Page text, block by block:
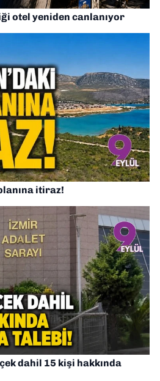
otel yeniden canlanıyor
itiraz!
dahil 15 kişi hakkında